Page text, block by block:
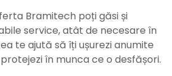
Bramitech poți găsi și
service, atât de necesare în
te ajută să îți ușurezi anumite
în munca ce o desfășori.